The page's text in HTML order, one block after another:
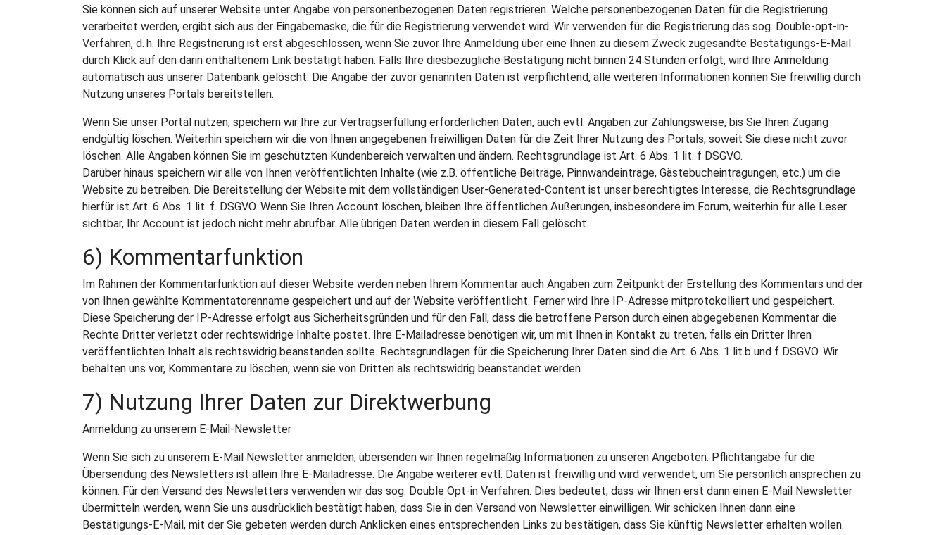
Sie können sich auf unserer Website unter Angabe von personenbezogenen Daten registrieren. Welche personenbezogenen Daten für die Registrierung
verarbeitet werden, ergibt sich aus der Eingabemaske, die für die Registrierung verwendet wird. Wir verwenden für die Registrierung das sog. Double-opt-in-
Verfahren, d. h. Ihre Registrierung ist erst abgeschlossen, wenn Sie zuvor Ihre Anmeldung über eine Ihnen zu diesem Zweck zugesandte Bestätigungs-E-Mail
durch Klick auf den darin enthaltenem Link bestätigt haben. Falls Ihre diesbezügliche Bestätigung nicht binnen 24 Stunden erfolgt, wird Ihre Anmeldung
automatisch aus unserer Datenbank gelöscht. Die Angabe der zuvor genannten Daten ist verpflichtend, alle weiteren Informationen können Sie freiwillig durch
Nutzung unseres Portals bereitstellen.
Wenn Sie unser Portal nutzen, speichern wir Ihre zur Vertragserfüllung erforderlichen Daten, auch evtl. Angaben zur Zahlungsweise, bis Sie Ihren Zugang
endgültig löschen. Weiterhin speichern wir die von Ihnen angegebenen freiwilligen Daten für die Zeit Ihrer Nutzung des Portals, soweit Sie diese nicht zuvor
löschen. Alle Angaben können Sie im geschützten Kundenbereich verwalten und ändern. Rechtsgrundlage ist Art. 6 Abs. 1 lit. f DSGVO.
Darüber hinaus speichern wir alle von Ihnen veröffentlichten Inhalte (wie z.B. öffentliche Beiträge, Pinnwandeinträge, Gästebucheintragungen, etc.) um die
Website zu betreiben. Die Bereitstellung der Website mit dem vollständigen User-Generated-Content ist unser berechtigtes Interesse, die Rechtsgrundlage
hierfür ist Art. 6 Abs. 1 lit. f. DSGVO. Wenn Sie Ihren Account löschen, bleiben Ihre öffentlichen Äußerungen, insbesondere im Forum, weiterhin für alle Leser
sichtbar, Ihr Account ist jedoch nicht mehr abrufbar. Alle übrigen Daten werden in diesem Fall gelöscht.
6) Kommentarfunktion
Im Rahmen der Kommentarfunktion auf dieser Website werden neben Ihrem Kommentar auch Angaben zum Zeitpunkt der Erstellung des Kommentars und der
von Ihnen gewählte Kommentatorenname gespeichert und auf der Website veröffentlicht. Ferner wird Ihre IP-Adresse mitprotokolliert und gespeichert.
Diese Speicherung der IP-Adresse erfolgt aus Sicherheitsgründen und für den Fall, dass die betroffene Person durch einen abgegebenen Kommentar die
Rechte Dritter verletzt oder rechtswidrige Inhalte postet. Ihre E-Mailadresse benötigen wir, um mit Ihnen in Kontakt zu treten, falls ein Dritter Ihren
veröffentlichten Inhalt als rechtswidrig beanstanden sollte. Rechtsgrundlagen für die Speicherung Ihrer Daten sind die Art. 6 Abs. 1 lit.b und f DSGVO. Wir
behalten uns vor, Kommentare zu löschen, wenn sie von Dritten als rechtswidrig beanstandet werden.
7) Nutzung Ihrer Daten zur Direktwerbung
Anmeldung zu unserem E-Mail-Newsletter
Wenn Sie sich zu unserem E-Mail Newsletter anmelden, übersenden wir Ihnen regelmäßig Informationen zu unseren Angeboten. Pflichtangabe für die
Übersendung des Newsletters ist allein Ihre E-Mailadresse. Die Angabe weiterer evtl. Daten ist freiwillig und wird verwendet, um Sie persönlich ansprechen zu
können. Für den Versand des Newsletters verwenden wir das sog. Double Opt-in Verfahren. Dies bedeutet, dass wir Ihnen erst dann einen E-Mail Newsletter
übermitteln werden, wenn Sie uns ausdrücklich bestätigt haben, dass Sie in den Versand von Newsletter einwilligen. Wir schicken Ihnen dann eine
Bestätigungs-E-Mail, mit der Sie gebeten werden durch Anklicken eines entsprechenden Links zu bestätigen, dass Sie künftig Newsletter erhalten wollen.